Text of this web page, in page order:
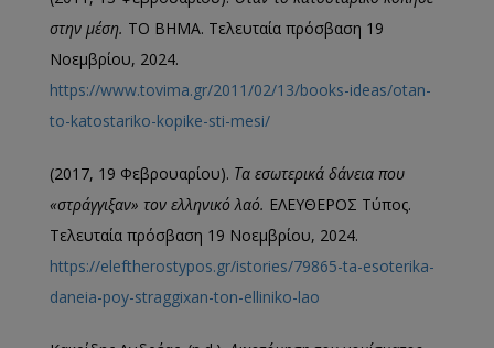
στην μέση. ΤΟ ΒΗΜΑ. Τελευταία πρόσβαση 19
Νοεμβρίου, 2024.
https://www.tovima.gr/2011/02/13/books-ideas/otan-
to-katostariko-kopike-sti-mesi/
(2017, 19 Φεβρουαρίου). Τα εσωτερικά δάνεια που
«στράγγιξαν» τον ελληνικό λαό. ΕΛΕΥΘΕΡΟΣ Τύπος.
Τελευταία πρόσβαση 19 Νοεμβρίου, 2024.
https://eleftherostypos.gr/istories/79865-ta-esoterika-
daneia-poy-straggixan-ton-elliniko-lao